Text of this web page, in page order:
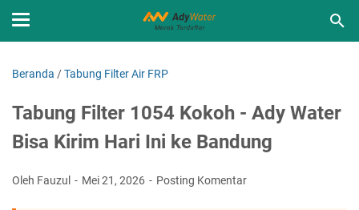
Beranda /Tabung Filter Air FRP
Tabung Filter 1054 Kokoh - Ady Water
Bisa Kirim Hari Ini ke Bandung
Oleh Fauzul Mei 21, 2026 Posting Komentar